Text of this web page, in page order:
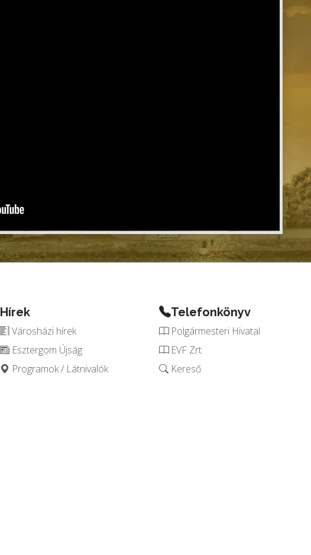
Hírek
Városházi hírek
Esztergom Újság
Programok / Látnivalók
Telefonkönyv
Polgármesteri Hivatal
EVF Zrt.
Kereső